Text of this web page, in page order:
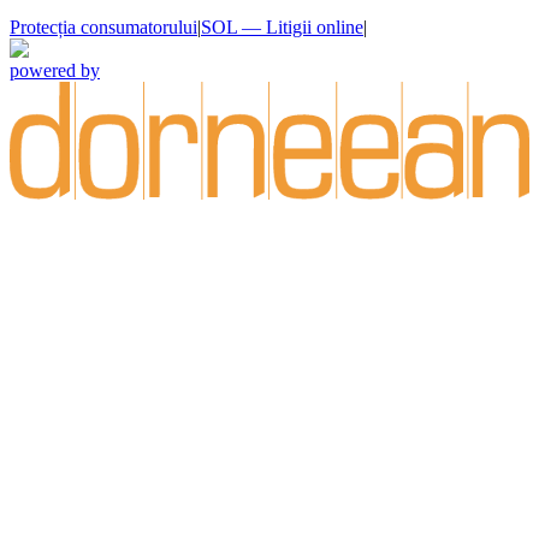
Protecția consumatorului|SOL — Litigii online|
powered by